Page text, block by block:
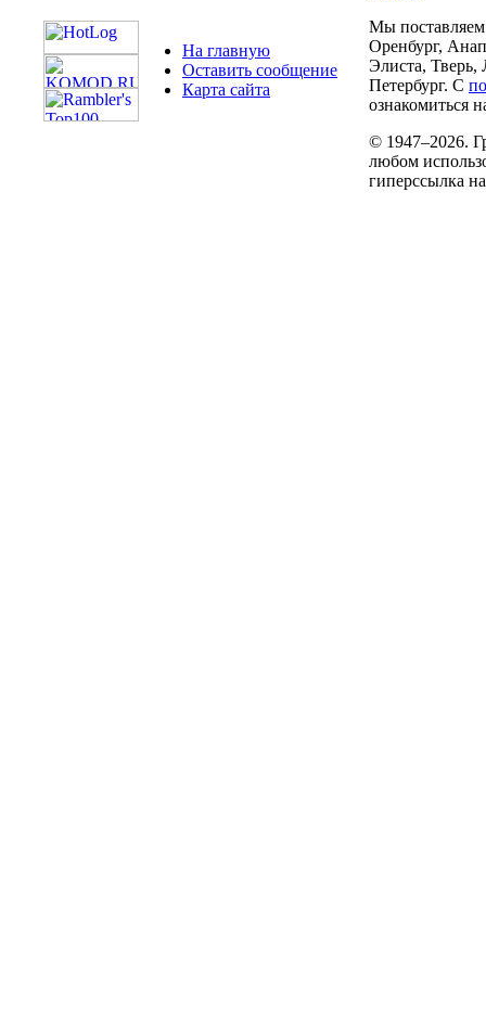
На главную
Оставить сообщение
Карта сайта
Мы поставляем
Оренбург,
Элиста, Тверь,
Петербург. С
ознакомиться
© 1947–2026.
любом
гиперссылка